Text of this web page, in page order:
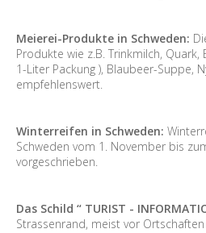
Meierei-Produkte in Schweden:
Produkte wie z.B. Trinkmilch, Quark,
1-Liter Packung ), Blaubeer-Suppe,
empfehlenswert.
Winterreifen in Schweden:
Schweden vom 1. November bis
vorgeschrieben.
Das Schild “ TURIST -
Strassenrand, meist vor